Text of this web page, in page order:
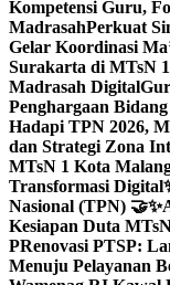
Kompetensi Guru,
MadrasahPerkuat
Gelar Koordinasi
Surakarta di MTsN
Madrasah Digital
Penghargaan
Hadapi TPN 2026,
dan Strategi Zona
MTsN 1 Kota
Transformasi Digital
Nasional (TPN) 🤝✨
Kesiapan Duta
PRenovasi PTSP:
Menuju Pelayanan